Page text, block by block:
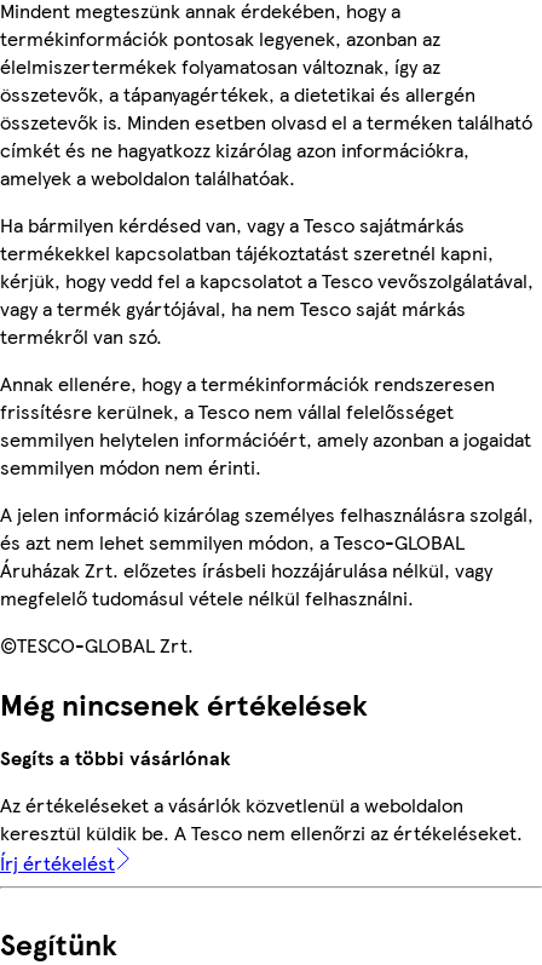
Mindent megteszünk annak érdekében, hogy a
termékinformációk pontosak legyenek, azonban az
élelmiszertermékek folyamatosan változnak, így az
összetevők, a tápanyagértékek, a dietetikai és allergén
összetevők is. Minden esetben olvasd el a terméken található
címkét és ne hagyatkozz kizárólag azon információkra,
amelyek a weboldalon találhatóak.
Ha bármilyen kérdésed van, vagy a Tesco sajátmárkás
termékekkel kapcsolatban tájékoztatást szeretnél kapni,
kérjük, hogy vedd fel a kapcsolatot a Tesco vevőszolgálatával,
vagy a termék gyártójával, ha nem Tesco saját márkás
termékről van szó.
Annak ellenére, hogy a termékinformációk rendszeresen
frissítésre kerülnek, a Tesco nem vállal felelősséget
semmilyen helytelen információért, amely azonban a jogaidat
semmilyen módon nem érinti.
A jelen információ kizárólag személyes felhasználásra szolgál,
és azt nem lehet semmilyen módon, a Tesco-GLOBAL
Áruházak Zrt. előzetes írásbeli hozzájárulása nélkül, vagy
megfelelő tudomásul vétele nélkül felhasználni.
©TESCO-GLOBAL Zrt.
Még nincsenek értékelések
Segíts a többi vásárlónak
Az értékeléseket a vásárlók közvetlenül a weboldalon
keresztül küldik be. A Tesco nem ellenőrzi az értékeléseket.
Írj értékelést
Segítünk